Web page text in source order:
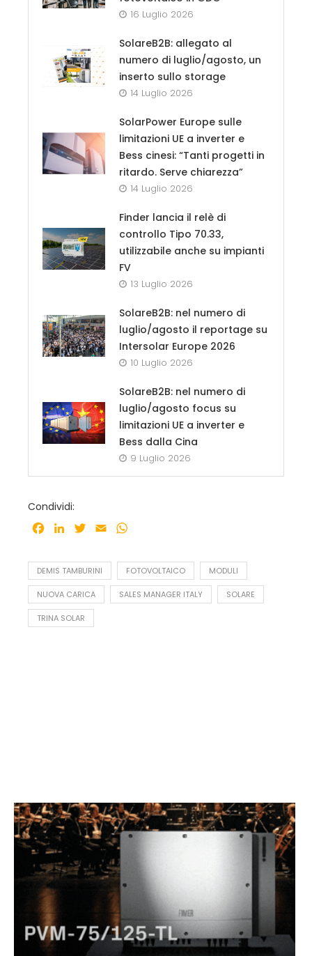
16 Luglio 2026
SolareB2B: allegato al
numero di luglio/agosto, un
inserto sullo storage
14 Luglio 2026
SolarPower Europe sulle
limitazioni UE a inverter e
Bess cinesi: “Tanti progetti in
ritardo. Serve chiarezza”
14 Luglio 2026
Finder lancia il relè di
controllo Tipo 70.33,
utilizzabile anche su impianti
FV
13 Luglio 2026
SolareB2B: nel numero di
luglio/agosto il reportage su
Intersolar Europe 2026
10 Luglio 2026
SolareB2B: nel numero di
luglio/agosto focus su
limitazioni UE a inverter e
Bess dalla Cina
9 Luglio 2026
Condividi:
Facebook
LinkedInTwitter
Email
DEMIS TAMBURINI FOTOVOLTAICO MODULI
NUOVA CARICA SALES MANAGER ITALY SOLARE
TRINA SOLAR